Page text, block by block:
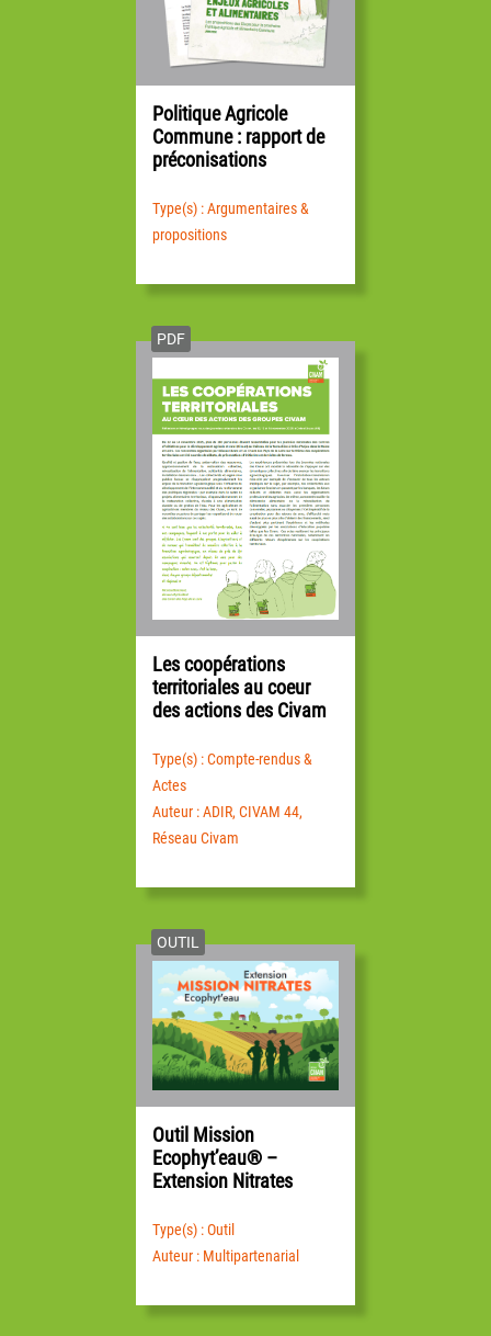
Politique Agricole
Commune : rapport de
préconisations
Type(s) : Argumentaires &
propositions
PDF
Les coopérations
territoriales au coeur
des actions des Civam
Type(s) : Compte-rendus &
Actes
Auteur : ADIR, CIVAM 44,
Réseau Civam
OUTIL
Outil Mission
Ecophyt’eau® –
Extension Nitrates
Type(s) : Outil
Auteur : Multipartenarial